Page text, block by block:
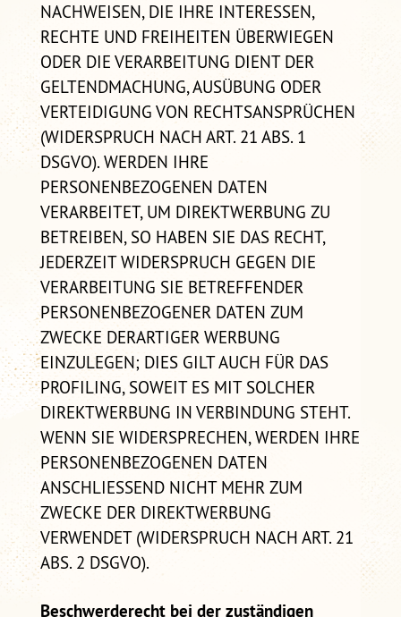
NACHWEISEN, DIE IHRE INTERESSEN,
RECHTE UND FREIHEITEN ÜBERWIEGEN
ODER DIE VERARBEITUNG DIENT DER
GELTENDMACHUNG, AUSÜBUNG ODER
VERTEIDIGUNG VON RECHTSANSPRÜCHEN
(WIDERSPRUCH NACH ART. 21 ABS. 1
DSGVO). WERDEN IHRE
PERSONENBEZOGENEN DATEN
VERARBEITET, UM DIREKTWERBUNG ZU
BETREIBEN, SO HABEN SIE DAS RECHT,
JEDERZEIT WIDERSPRUCH GEGEN DIE
VERARBEITUNG SIE BETREFFENDER
PERSONENBEZOGENER DATEN ZUM
ZWECKE DERARTIGER WERBUNG
EINZULEGEN; DIES GILT AUCH FÜR DAS
PROFILING, SOWEIT ES MIT SOLCHER
DIREKTWERBUNG IN VERBINDUNG STEHT.
WENN SIE WIDERSPRECHEN, WERDEN IHRE
PERSONENBEZOGENEN DATEN
ANSCHLIESSEND NICHT MEHR ZUM
ZWECKE DER DIREKTWERBUNG
VERWENDET (WIDERSPRUCH NACH ART. 21
ABS. 2 DSGVO).
Beschwerderecht bei der zuständigen